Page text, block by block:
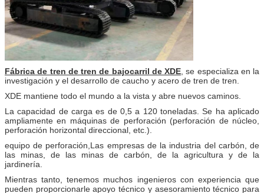
Fábrica de tren de tren de bajocarril de XDE , se especializa en la
investigación y el desarrollo de caucho y acero de tren de tren.
XDE mantiene todo el mundo a la vista y abre nuevos caminos.
La capacidad de carga es de 0,5 a 120 toneladas. Se ha aplicado
ampliamente en máquinas de perforación (perforación de núcleo,
perforación horizontal direccional, etc.).
equipo de perforación, Las empresas de la industria del carbón, de
las minas, de las minas de carbón, de la agricultura y de la
jardinería.
Mientras tanto, tenemos muchos ingenieros con experiencia que
pueden proporcionarle apoyo técnico y asesoramiento técnico para